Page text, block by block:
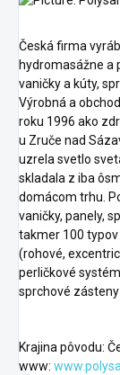
Česká firma
hydromasážne a
vaničky a kúty,
Výrobná a
roku 1996 ako
u Zruče nad
uzrela svetlo
skladala z iba
domácom trhu.
vaničky, panely,
takmer 100
(rohové,
perličkové
sprchové
Krajina pôvodu:
www: